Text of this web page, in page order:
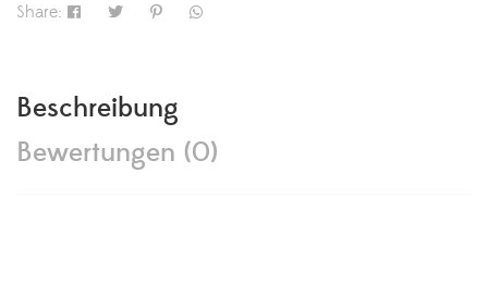
Share:
Beschreibung
Bewertungen (0)